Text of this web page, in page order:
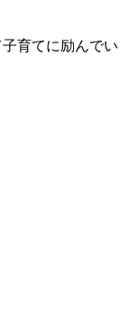
育てに励んでい